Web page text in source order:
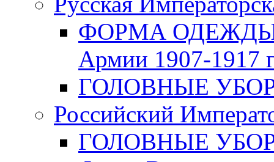
ФОРМА ОДЕЖДЫ
Армии 1907-1917
ГОЛОВНЫЕ
Российский
ГОЛОВНЫЕ